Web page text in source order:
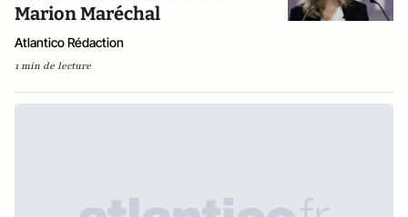
Marion Maréchal
Atlantico Rédaction
1 min de lecture